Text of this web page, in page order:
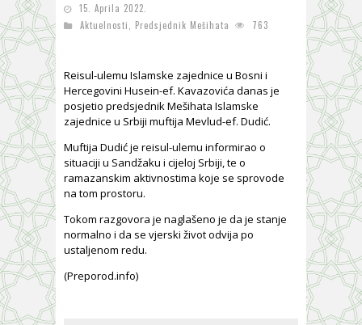
15. Aprila 2022.
Aktuelnosti
Predsjednik Mešihata 763
Reisul-ulemu Islamske zajednice u Bosni i
Hercegovini Husein-ef. Kavazovića danas je
posjetio predsjednik Mešihata Islamske
zajednice u Srbiji muftija Mevlud-ef. Dudić.
Muftija Dudić je reisul-ulemu informirao o
situaciji u Sandžaku i cijeloj Srbiji, te o
ramazanskim aktivnostima koje se sprovode
na tom prostoru.
Tokom razgovora je naglašeno je da je stanje
normalno i da se vjerski život odvija po
ustaljenom redu.
(Preporod.info)